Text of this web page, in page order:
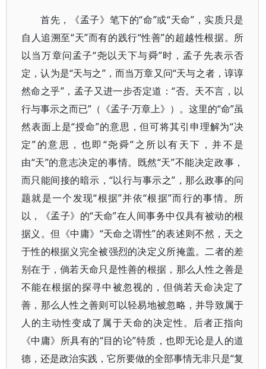
首先，《孟子》笔下的“命”或“天命”，实质只是
自人追溯至“天”而有的践行“性善”的超越性根据。所
以当万章问孟子“尧以天下与舜”时，孟子先表示否
定，认为是“天与之”，而当万章又问“天与之者，谆谆
然命之乎”，孟子又进一步否定道：“否。天不言，以
行与事示之而已”（《孟子·万章上》）。这里的“命”虽
然表面上是“授命”的意思，但可将其引申理解为“决
定”的意思，也即“尧舜”之所以有天下，并不是
由“天”的意志决定的事情。既然“天”不能决定政事，
而只能间接的暗示，“以行与事示之”，那么政事的问
题就是一个发现“根据”并依“根据”而行的事情。所
以，《孟子》的“天命”在人间事务中仅具有被动的根
据义。但《中庸》“天命之谓性”的表述则不然，天之
于性的根据义完全被强烈的决定义所掩盖。二者的差
别在于，倘若天命只是性善的根据，那么人性之善是
不能在根据的探寻中被忽视的，但倘若天命决定了
善，那么人性之善则可以轻易地被忽略，并导致属于
人的主动性变成了属于天命的决定性。后者正指向
《中庸》所具有的“目的论”特质，也即无论是人的道
德，还是政治实践，它所要做的全部事情无非只是“复